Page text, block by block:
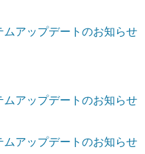
ムアップデートのお知らせ
ムアップデートのお知らせ
ムアップデートのお知らせ